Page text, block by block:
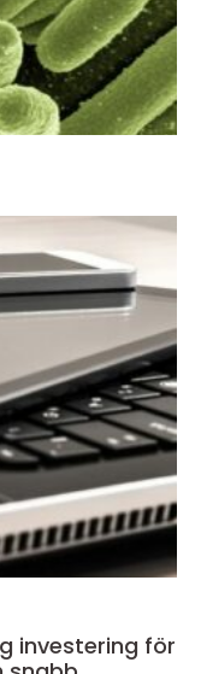
investering för